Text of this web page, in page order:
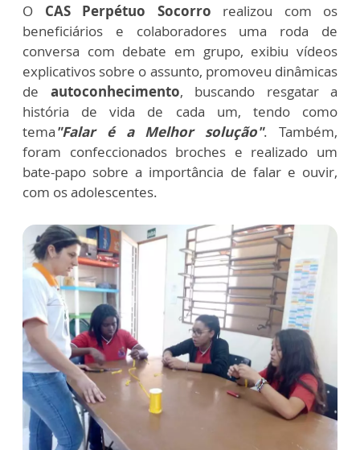
O CAS Perpétuo Socorro realizou com os
beneficiários e colaboradores uma roda de
conversa com debate em grupo, exibiu vídeos
explicativos sobre o assunto, promoveu dinâmicas
de autoconhecimento, buscando resgatar a
história de vida de cada um, tendo como
tema"Falar é a Melhor solução". Também,
foram confeccionados broches e realizado um
bate-papo sobre a importância de falar e ouvir,
com os adolescentes.